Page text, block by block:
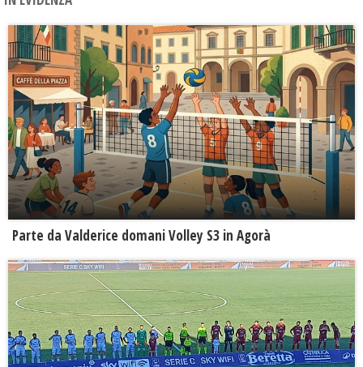
Parte da Valderice domani Volley S3 in Agorà